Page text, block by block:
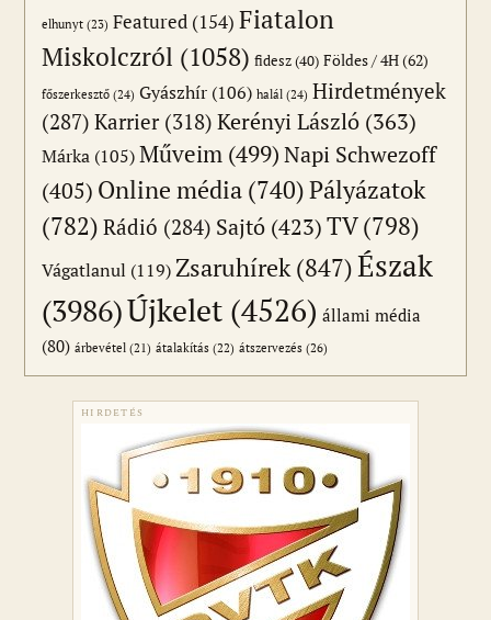
elhunyt (23) Featured (154) Fiatalon
Miskolczról (1058) fidesz(40) Földes / 4H(62)
főszerkesztő (24) Gyászhír (106) halál (24) Hirdetmények
(287) Karrier(318) Kerényi László (363)
Márka (105) Műveim (499)Napi Schwezoff
(405) Online média (740)Pályázatok
(782) Rádió (284) Sajtó (423)TV(798)
Vágatlanul (119)Zsaruhírek(847)Észak
(3986)Újkelet (4526) állami média
(80) árbevétel (21) átalakítás (22) átszervezés (26)
HIRDETÉS